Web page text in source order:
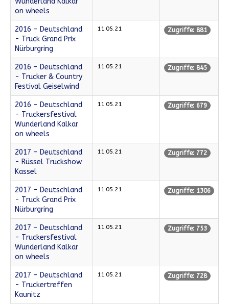
on wheels
2016 - Deutschland
- Truck Grand Prix
Nürburgring
11.05.21 Zugriffe: 881
2016 - Deutschland
- Trucker & Country
Festival Geiselwind
11.05.21 Zugriffe: 845
2016 - Deutschland
- Truckersfestival
Wunderland Kalkar
on wheels
11.05.21 Zugriffe: 679
2017 - Deutschland
- Rüssel Truckshow
Kassel
11.05.21 Zugriffe: 772
2017 - Deutschland
- Truck Grand Prix
Nürburgring
11.05.21 Zugriffe: 1306
2017 - Deutschland
- Truckersfestival
Wunderland Kalkar
on wheels
11.05.21 Zugriffe: 753
2017 - Deutschland
- Truckertreffen
Kaunitz
11.05.21 Zugriffe: 728